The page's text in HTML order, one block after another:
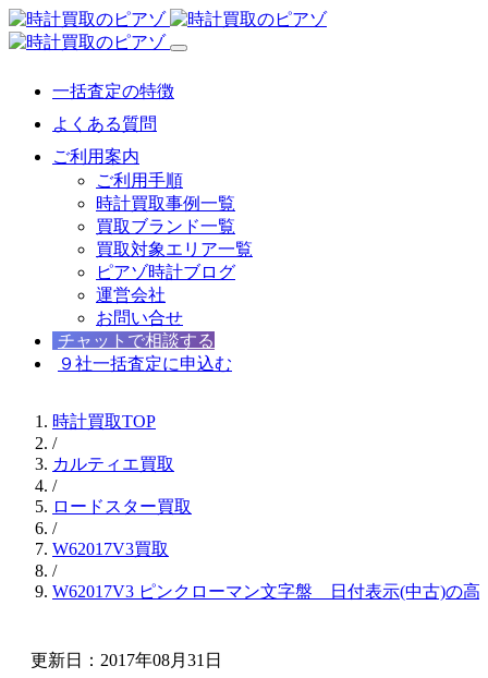
一括査定の特徴
よくある質問
ご利用案内
ご利用手順
時計買取事例一覧
買取ブランド一覧
買取対象エリア一覧
ピアゾ時計ブログ
運営会社
お問い合せ
チャットで相談する
９社一括査定に申込む
時計買取TOP
/
カルティエ買取
/
ロードスター買取
/
W62017V3買取
/
W62017V3 ピンクローマン文字盤 日付表示(中古)の高
更新日：2017年08月31日